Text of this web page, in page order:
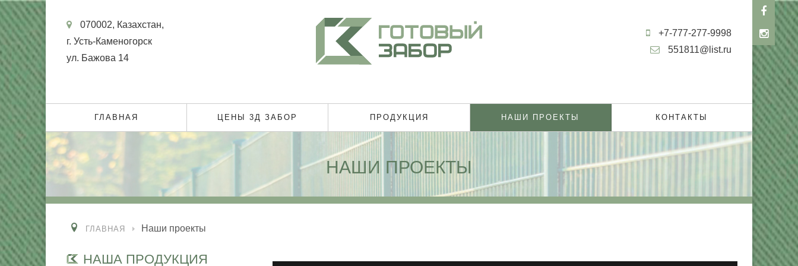
070002, Казахстан,
г. Усть-Каменогорск
ул. Бажова 14
+7-777-277-9998
551811@list.ru
ГЛАВНАЯ ЦЕНЫ 3Д ЗАБОР ПРОДУКЦИЯ НАШИ ПРОЕКТЫ КОНТАКТЫ
НАШИ ПРОЕКТЫ
ГЛАВНАЯ Наши проекты
НАША ПРОДУКЦИЯ